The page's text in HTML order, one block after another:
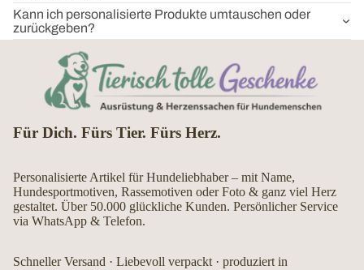
Kann ich personalisierte Produkte umtauschen oder
zurückgeben?
Für Dich. Fürs Tier. Fürs Herz.
Personalisierte Artikel für Hundeliebhaber – mit Name,
Hundesportmotiven, Rassemotiven oder Foto & ganz viel Herz
gestaltet. Über 50.000 glückliche Kunden. Persönlicher Service
via WhatsApp & Telefon.
Schneller Versand · Liebevoll verpackt · produziert in